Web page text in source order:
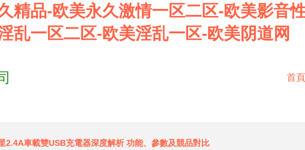
精品-欧美永久激情一区二区-欧美影音
乱一区二区-欧美淫乱一区-欧美阴道网
首頁
2.4A車載雙USB充電器深度解析 功能、參數及競品對比